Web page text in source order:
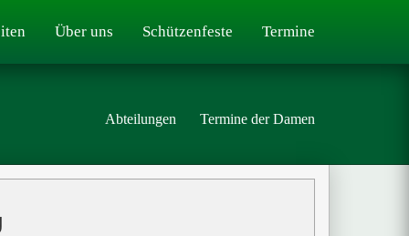
Über uns Schützenfeste Termine
Abteilungen Termine der Damen